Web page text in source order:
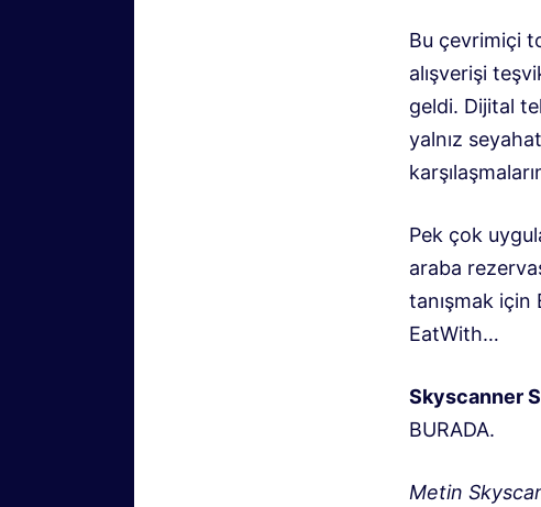
Bu çevrimiçi
alışverişi
geldi. Dijital
yalnız
Pek çok
araba
tanışmak
EatWith…
Skyscanner
BURADA.
Metin